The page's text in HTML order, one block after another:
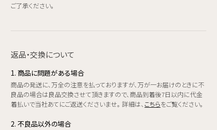
ご了承ください。
返品・交換について
1. 商品に問題がある場合
商品の発送に、万全の注意を払っておりますが、万が一お届けのときに不
良品の場合は良品交換させて頂きますので、商品到着後7日以内に代金
着払いで当社あてにご返送くださいませ。 詳細は、 こちらをご覧ください。
2. 不良品以外の場合